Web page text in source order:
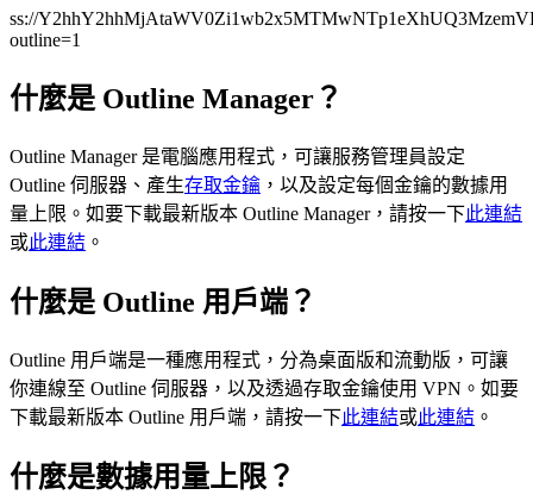
ss://
outline=1
什麼是 Outline Manager？
Outline Manager 是電腦應用程式，可讓服務管理員設定
Outline 伺服器、產生存取金鑰 ，以及設定每個金鑰的數據用
量上限。如要下載最新版本 Outline Manager，請按一下此連結
或此連結 。
什麼是 Outline 用戶端？
Outline 用戶端是一種應用程式，分為桌面版和流動版，可讓
你連線至 Outline 伺服器，以及透過存取金鑰使用 VPN。如要
下載最新版本 Outline 用戶端，請按一下此連結或此連結 。
什麼是數據用量上限？